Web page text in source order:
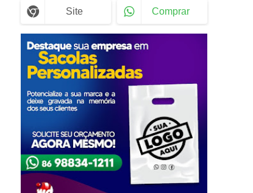
Site Comprar